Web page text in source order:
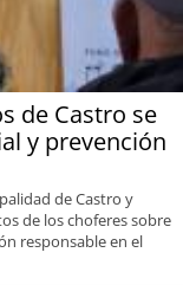
de Castro se
y prevención
de Castro y
de los choferes sobre
responsable en el